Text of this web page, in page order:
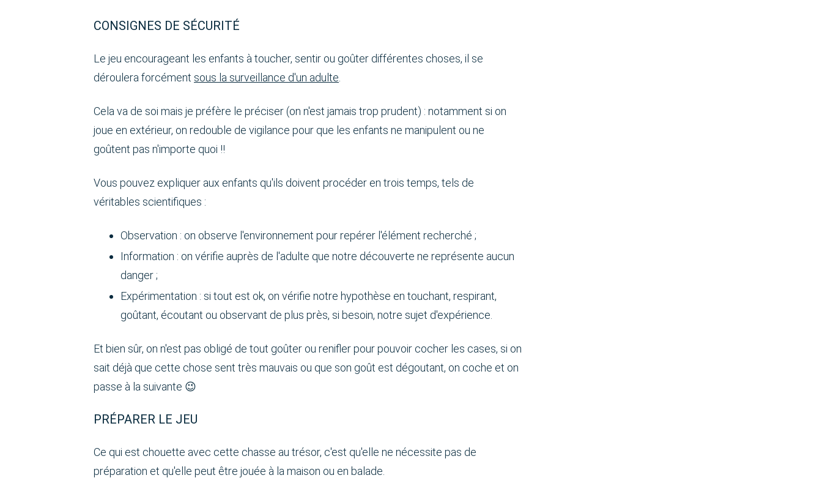
CONSIGNES DE SÉCURITÉ
Le jeu encourageant les enfants à toucher, sentir ou goûter différentes choses, il se
déroulera forcément sous la surveillance d'un adulte
Cela va de soi mais je préfère le préciser (on n'est jamais trop prudent) : notamment si on
joue en extérieur, on redouble de vigilance pour que les enfants ne manipulent ou ne
goûtent pas n'importe quoi !!
Vous pouvez expliquer aux enfants qu'ils doivent procéder en trois temps, tels de
véritables scientifiques :
Observation : on observe l'environnement pour repérer l'élément recherché ;
Information : on vérifie auprès de l'adulte que notre découverte ne représente aucun
danger ;
Expérimentation : si tout est ok, on vérifie notre hypothèse en touchant, respirant,
goûtant, écoutant ou observant de plus près, si besoin, notre sujet d'expérience.
Et bien sûr, on n'est pas obligé de tout goûter ou renifler pour pouvoir cocher les cases, si on
sait déjà que cette chose sent très mauvais ou que son goût est dégoutant, on coche et on
passe à la suivante 😉
PRÉPARER LE JEU
Ce qui est chouette avec cette chasse au trésor, c'est qu'elle ne nécessite pas de
préparation et qu'elle peut être jouée à la maison ou en balade.